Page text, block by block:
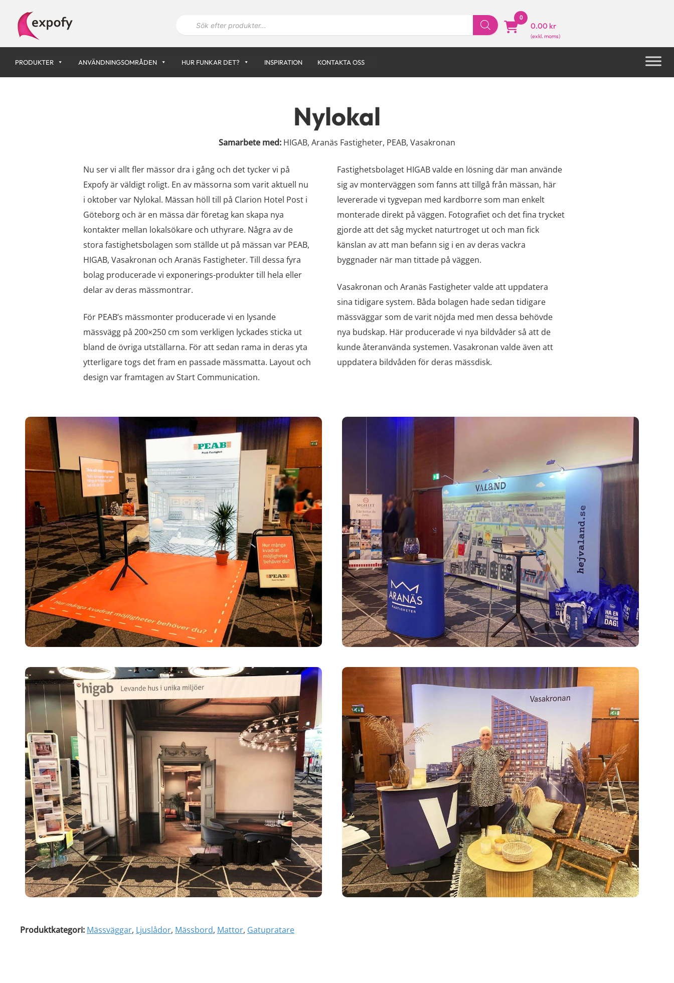
innehåll
u
0
0.00 kr
PRODUKTER ANVÄNDNINGSOMRÅDEN HUR FUNKAR DET? INSPIRATION KONTAKTA OSS
Nylokal
Samarbete med: HIGAB, Aranäs Fastigheter, PEAB, Vasakronan
Nu ser vi allt fler mässor dra i gång och det tycker vi på
Expofy är väldigt roligt. En av mässorna som varit aktuell nu
i oktober var Nylokal. Mässan höll till på Clarion Hotel Post i
Göteborg och är en mässa där företag kan skapa nya
kontakter mellan lokalsökare och uthyrare. Några av de
stora fastighetsbolagen som ställde ut på mässan var PEAB,
HIGAB, Vasakronan och Aranäs Fastigheter. Till dessa fyra
bolag producerade vi exponerings-produkter till hela eller
delar av deras mässmontrar.
För PEAB’s mässmonter producerade vi en lysande
mässvägg på 200×250 cm som verkligen lyckades sticka ut
bland de övriga utställarna. För att sedan rama in deras yta
ytterligare togs det fram en passade mässmatta. Layout och
design var framtagen av Start Communication.
Fastighetsbolaget HIGAB valde en lösning där man använde
sig av monterväggen som fanns att tillgå från mässan, här
levererade vi tygvepan med kardborre som man enkelt
monterade direkt på väggen. Fotografiet och det fina trycket
gjorde att det såg mycket naturtroget ut och man fick
känslan av att man befann sig i en av deras vackra
byggnader när man tittade på väggen.
Vasakronan och Aranäs Fastigheter valde att uppdatera
sina tidigare system. Båda bolagen hade sedan tidigare
mässväggar som de varit nöjda med men dessa behövde
nya budskap. Här producerade vi nya bildvåder så att de
kunde återanvända systemen. Vasakronan valde även att
uppdatera bildvåden för deras mässdisk.
Produktkategori: Mässväggar, Ljuslådor, Mässbord, Mattor, Gatupratare